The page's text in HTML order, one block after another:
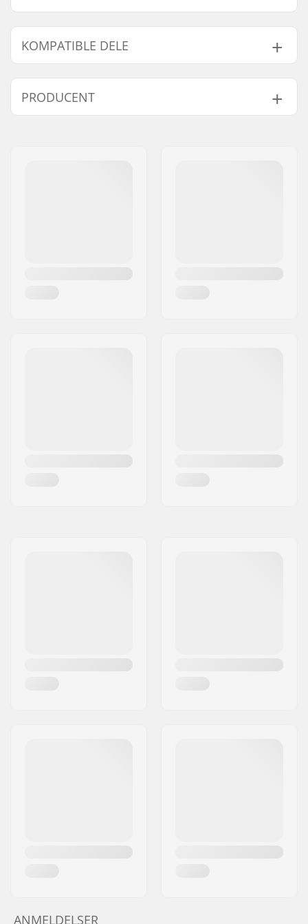
KOMPATIBLE DELE
Find produkter, som er kompatible med Swenor
Finstep Forhjulsbolt:
PRODUCENT
ANMELDELSER